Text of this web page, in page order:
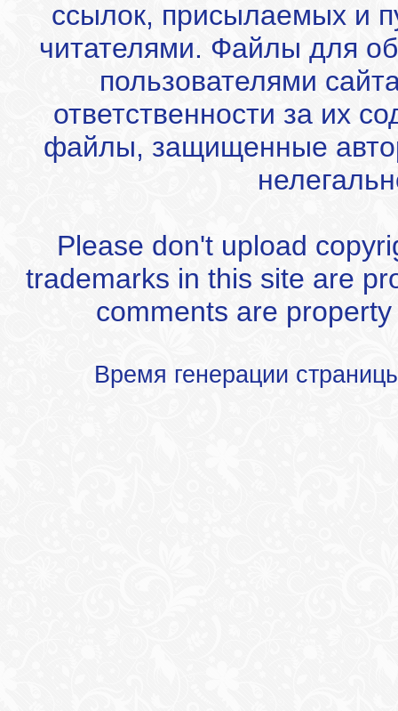
ссылок, присылаемых и
читателями. Файлы для
пользователями
ответственности за их
файлы, защищенные
Please don't upload
trademarks in this site are
comments are
Время генерации